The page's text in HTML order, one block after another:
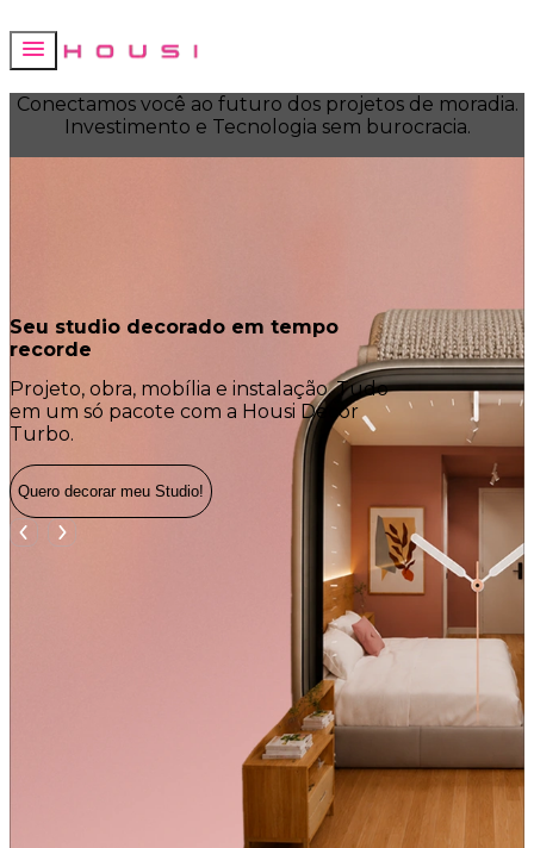
Conectamos você ao futuro dos projetos de moradia.
Investimento e Tecnologia sem burocracia.
Seu studio decorado em tempo
recorde
Projeto, obra, mobília e instalação. Tudo
em um só pacote com a Housi Decor
Turbo.
O que já
melhor!
More na
praticidade
Quero decorar meu Studio!